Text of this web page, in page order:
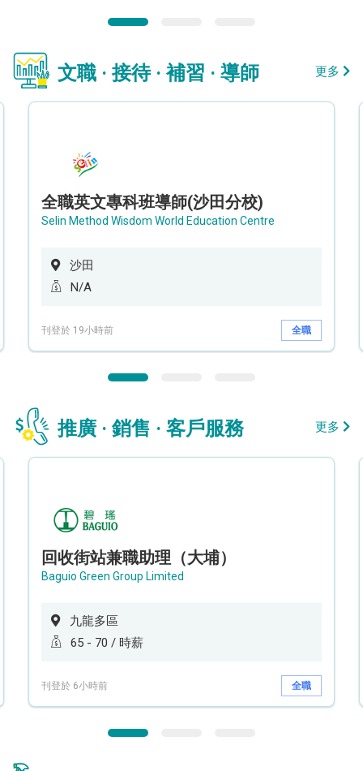
文職 · 接待 · 補習 · 導師 更多
全職英文專科班導師(沙田分校)
Selin Method Wisdom World Education Centre
沙田
N/A
刊登於 19小時前 全職
推廣 · 銷售 · 客戶服務 更多
回收街站兼職助理（大埔）
Baguio Green Group Limited
九龍多區
65 - 70 / 時薪
刊登於 6小時前 全職